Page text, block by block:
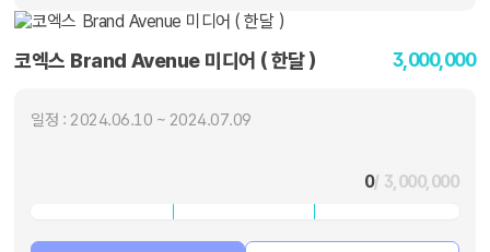
코엑스 Brand Avenue 미디어 ( 한달 ) 3,000,000
일정 : 2024.06.10 ~ 2024.07.09
0/ 3,000,000